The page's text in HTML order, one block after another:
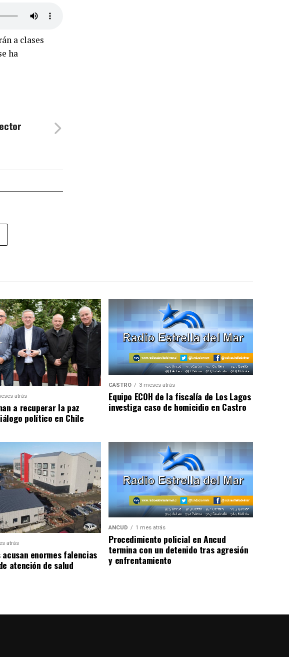
a clases
ha
atrás
a recuperar la paz
político en Chile
CASTRO 3 meses atrás
Equipo ECOH de la fiscalía de Los Lagos
investiga caso de homicidio en Castro
atrás
enormes falencias
atención de salud
ANCUD 1 mes atrás
Procedimiento policial en Ancud
termina con un detenido tras agresión
y enfrentamiento